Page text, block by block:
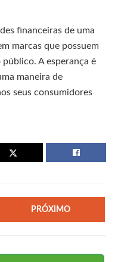
financeiras de uma
marcas que possuem
A esperança é
maneira de
seus consumidores
PRÓXIMO